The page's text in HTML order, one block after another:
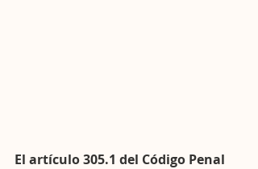
El artículo 305.1 del Código Penal